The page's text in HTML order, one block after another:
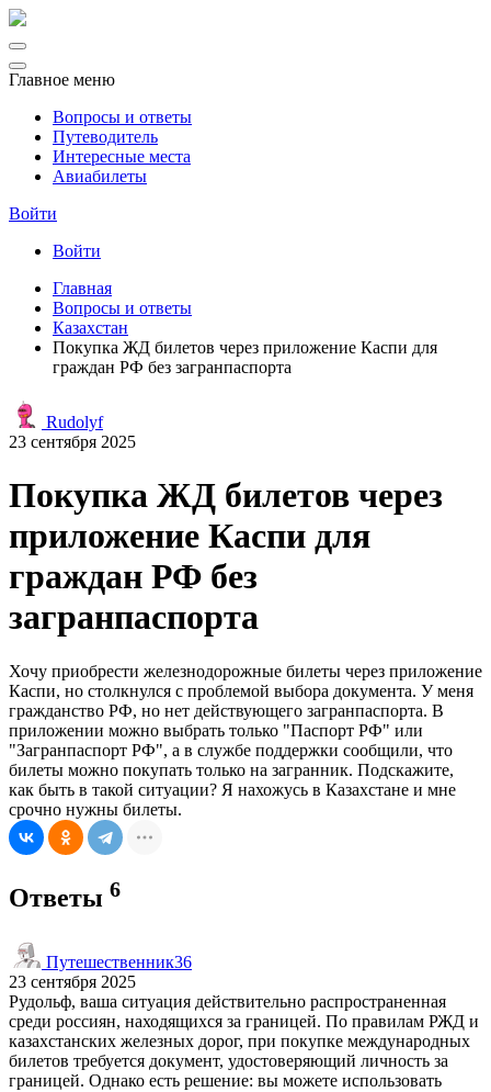
Главное меню
Вопросы и ответы
Путеводитель
Интересные места
Авиабилеты
Войти
Войти
Главная
Вопросы и ответы
Казахстан
Покупка ЖД билетов через приложение Каспи для
граждан РФ без загранпаспорта
Rudolyf
23 сентября 2025
Покупка ЖД билетов через
приложение Каспи для
граждан РФ без
загранпаспорта
Хочу приобрести железнодорожные билеты через приложение
Каспи, но столкнулся с проблемой выбора документа. У меня
гражданство РФ, но нет действующего загранпаспорта. В
приложении можно выбрать только "Паспорт РФ" или
"Загранпаспорт РФ", а в службе поддержки сообщили, что
билеты можно покупать только на загранник. Подскажите,
как быть в такой ситуации? Я нахожусь в Казахстане и мне
срочно нужны билеты.
Ответы 6
Путешественник36
23 сентября 2025
Рудольф, ваша ситуация действительно распространенная
среди россиян, находящихся за границей. По правилам РЖД и
казахстанских железных дорог, при покупке международных
билетов требуется документ, удостоверяющий личность за
границей. Однако есть решение: вы можете использовать